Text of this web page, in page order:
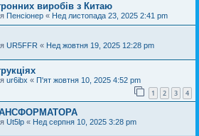
виробів з Китаю
Пенсіонер « Нед листопада 23, 2025 2:41 pm
UR5FFR « Нед жовтня 19, 2025 12:28 pm
ur6ibx « П'ят жовтня 10, 2025 4:52 pm
1 2 3 4
Ut5lp « Нед серпня 10, 2025 3:28 pm